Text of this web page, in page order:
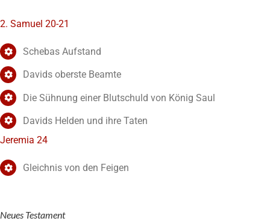
2. Samuel 20-21
Schebas Aufstand
Davids oberste Beamte
Die Sühnung einer Blutschuld von König Saul
Davids Helden und ihre Taten
Jeremia 24
Gleichnis von den Feigen
Neues Testament